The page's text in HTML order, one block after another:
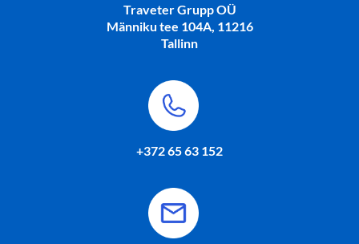
Traveter Grupp OÜ
Männiku tee 104A, 11216
Tallinn
+372 65 63 152